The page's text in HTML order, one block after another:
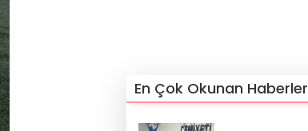
En Çok Okunan Haberler